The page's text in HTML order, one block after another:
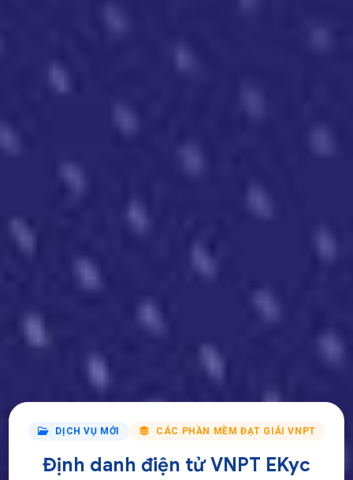
DỊCH VỤ MỚI CÁC PHẦN MỀM ĐẠT GIẢI VNPT
Định danh điện tử VNPT EKyc